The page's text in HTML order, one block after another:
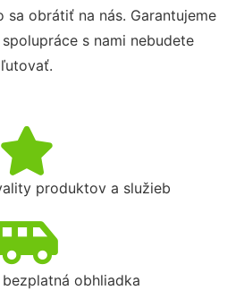
obrátiť na nás. Garantujeme
s nami nebudete
ľutovať.
produktov a služieb
obhliadka